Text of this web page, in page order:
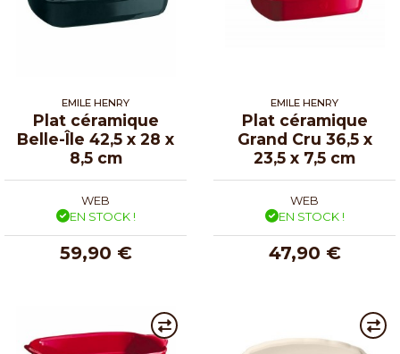
EMILE HENRY
Plat céramique
Belle-Île 42,5 x 28 x
8,5 cm
WEB
EN STOCK !
59,90 €
EMILE HENRY
Plat céramique
Grand Cru 36,5 x
23,5 x 7,5 cm
WEB
EN STOCK !
47,90 €